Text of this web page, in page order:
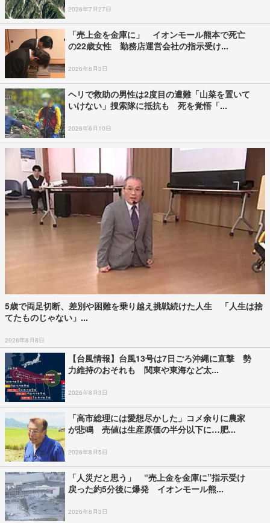
2026年7月27日
「売上金を金庫に」 イオンモール熊本で死亡
の22歳女性 勤務店運営会社の指示受け...
2026年8月3日
ヘリで救助の男性は2度目の遭難「山菜を置いて
いけない」捜索隊に抵抗も 死を覚悟「...
2026年6月10日
5歳で両足切断、差別や困難を乗り越え挑戦続けた人生 「人生は捨
てたものじゃない」...
2026年8月8日
【台風情報】台風13号は7日ごろ沖縄に直撃 勢
力維持のおそれも 関東や東海など太...
2026年8月3日
「高市総理には愛想尽かした」コメ余りに農家
が悲鳴 売値は生産原価の半分以下に…肥...
2026年8月5日
「人災だと思う」 “売上金を金庫に”指示受け
戻った約5分後に爆発 イオンモール熊...
2026年8月3日